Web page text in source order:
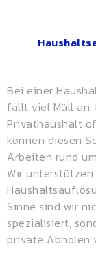
Bei einer
fällt viel Müll an.
Privathaushalt
können diesen
Arbeiten rund
Wir
Sinne sind wir
spezialisiert,
private Abholen